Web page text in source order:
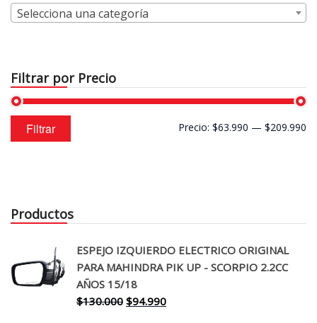
Selecciona una categoría
Filtrar por Precio
Precio
mínimo
Precio
máximo
Filtrar Precio: $63.990 — $209.990
Productos
ESPEJO IZQUIERDO ELECTRICO ORIGINAL
PARA MAHINDRA PIK UP - SCORPIO 2.2CC
AÑOS 15/18
$130.000 El
$94.990El